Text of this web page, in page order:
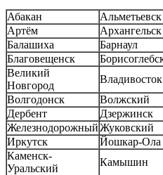
Абакан Альметьевск
Артём
Архангельск
Балашиха
Барнаул
Благовещенск
Великий
Новгород
Владивосток
Волгодонск
Волжский
Дербент
Дзержинск
ЖелезнодорожныйЖуковский
Иркутск
Йошкар-Ола
Каменск-
Уральский
Камышин